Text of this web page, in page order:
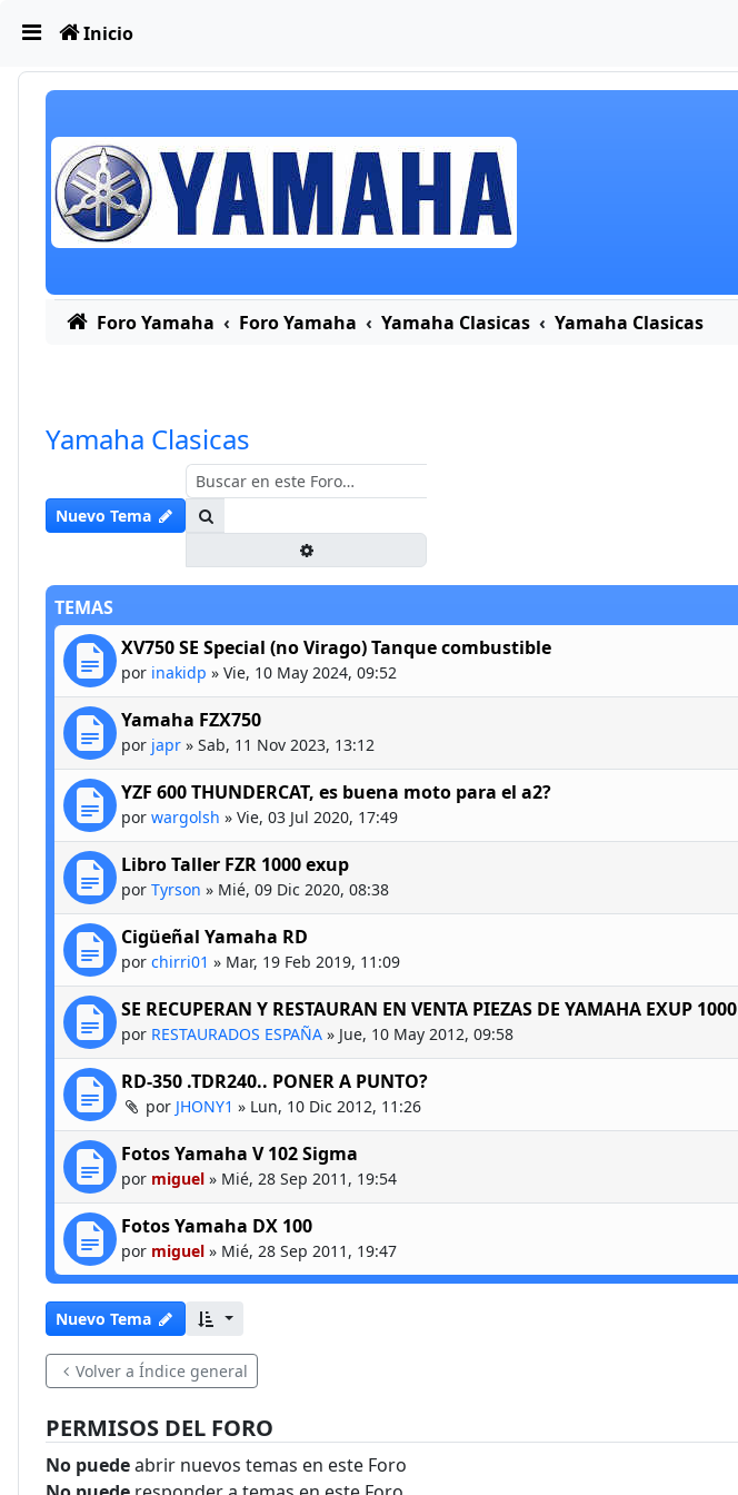
Obviar Inicio
Foro Yamaha Foro Yamaha Yamaha Clasicas Yamaha Clasicas
Yamaha Clasicas
Nuevo Tema
TEMAS
XV750 SE Special (no Virago) Tanque combustible
por inakidp » Vie, 10 May 2024, 09:52
Yamaha FZX750
por japr » Sab, 11 Nov 2023, 13:12
YZF 600 THUNDERCAT, es buena moto para el a2?
por wargolsh » Vie, 03 Jul 2020, 17:49
Libro Taller FZR 1000 exup
por Tyrson » Mié, 09 Dic 2020, 08:38
Cigüeñal Yamaha RD
por chirri01 » Mar, 19 Feb 2019, 11:09
SE RECUPERAN Y RESTAURAN EN VENTA PIEZAS DE YAMAHA EXUP 1000
por RESTAURADOS ESPAÑA » Jue, 10 May 2012, 09:58
RD-350 .TDR240.. PONER A PUNTO?
por JHONY1 » Lun, 10 Dic 2012, 11:26
Fotos Yamaha V 102 Sigma
por miguel » Mié, 28 Sep 2011, 19:54
Fotos Yamaha DX 100
por miguel » Mié, 28 Sep 2011, 19:47
Nuevo Tema
Volver a Índice general
PERMISOS DEL FORO
No puedeabrir nuevos temas en este Foro